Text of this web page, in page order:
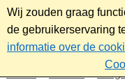
Wij zouden graag
de gebruikerservaring
informatie over de